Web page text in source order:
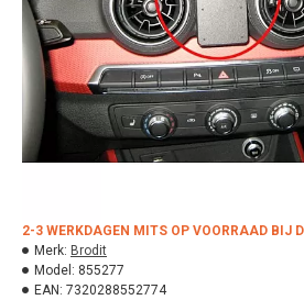
2-3 WERKDAGEN MITS OP VOORRAAD BIJ
Merk: Brodit
Model: 855277
EAN: 7320288552774